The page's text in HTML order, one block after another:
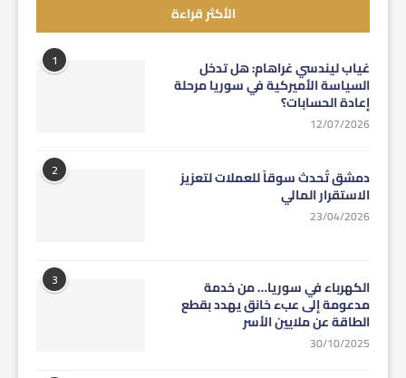
الأكثر قراءة
1 غياب ليندسي غراهام: هل تدخل
السياسة الأميركية في سوريا مرحلة
إعادة الحسابات؟
12/07/2026
2 دمشق تُحدث سوقاً للعملات لتعزيز
الاستقرار المالي
23/04/2026
3 الكهرباء في سوريا… من خدمة
مدعومة إلى عبء خانق يهدد بقطع
الطاقة عن ملايين الأسر
30/10/2025